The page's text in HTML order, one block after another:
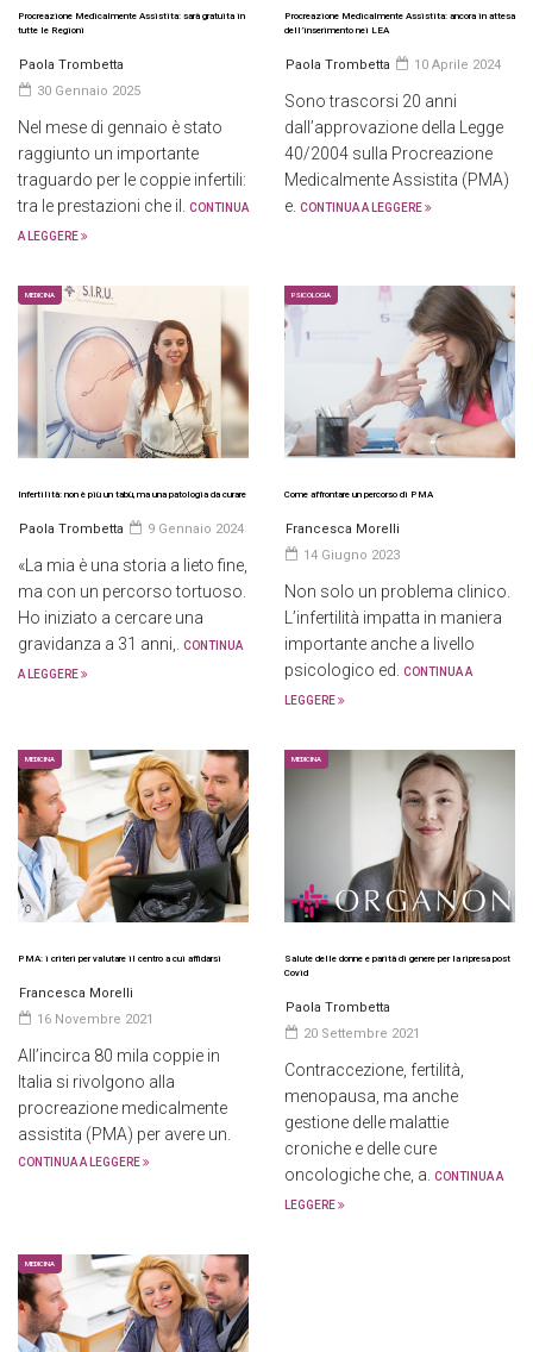
Procreazione Medicalmente Assistita: sarà gratuita in
tutte le Regioni
Paola Trombetta
30 Gennaio 2025
Nel mese di gennaio è stato
raggiunto un importante
traguardo per le coppie infertili:
tra le prestazioni che il.
CONTINUA
A LEGGERE
Procreazione Medicalmente Assistita: ancora in attesa
dell’inserimento nei LEA
Paola Trombetta 10 Aprile 2024
Sono trascorsi 20 anni
dall’approvazione della Legge
40/2004 sulla Procreazione
Medicalmente Assistita (PMA)
e. CONTINUA A LEGGERE
MEDICINA
Infertilità: non è più un tabù, ma una patologia da curare
Paola Trombetta 9 Gennaio 2024
«La mia è una storia a lieto fine,
ma con un percorso tortuoso.
Ho iniziato a cercare una
gravidanza a 31 anni,.
CONTINUA
A LEGGERE
PSICOLOGIA
Come affrontare un percorso di PMA
Francesca Morelli
14 Giugno 2023
Non solo un problema clinico.
L’infertilità impatta in maniera
importante anche a livello
psicologico ed.
CONTINUA A
LEGGERE
MEDICINA
PMA: i criteri per valutare il centro a cui affidarsi
Francesca Morelli
16 Novembre 2021
All’incirca 80 mila coppie in
Italia si rivolgono alla
procreazione medicalmente
assistita (PMA) per avere un.
CONTINUA A LEGGERE
MEDICINA
Salute delle donne e parità di genere per la ripresa post
Covid
Paola Trombetta
20 Settembre 2021
Contraccezione, fertilità,
menopausa, ma anche
gestione delle malattie
croniche e delle cure
oncologiche che, a.
CONTINUA A
LEGGERE
MEDICINA